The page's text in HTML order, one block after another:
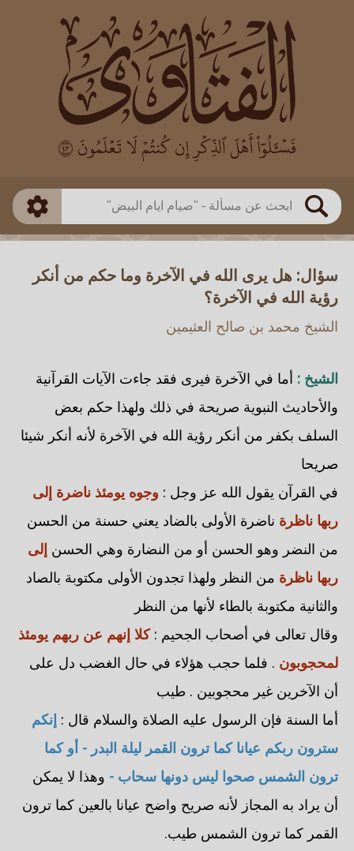
بحث
العالم
بن باز
بن العثيمين
اللجنة الدائمة
طريقة البحث
ذكي
سؤال: هل يرى الله في الآخرة وما حكم من أنكر
رؤية الله في الآخرة؟
الشيخ محمد بن صالح العثيمين
الشيخ : أما في الآخرة فيرى فقد جاءت الآيات القرآنية
والأحاديث النبوية صريحة في ذلك ولهذا حكم بعض
السلف بكفر من أنكر رؤية الله في الآخرة لأنه أنكر شيئا
صريحا
في القرآن يقول الله عز وجل : وجوه يومئذ ناضرة إلى
ربها ناظرة ناضرة الأولى بالضاد يعني حسنة من الحسن
من النضر وهو الحسن أو من النضارة وهي الحسن إلى
ربها ناظرة من النظر ولهذا تجدون الأولى مكتوبة بالصاد
والثانية مكتوبة بالطاء لأنها من النظر
وقال تعالى في أصحاب الجحيم :كلا إنهم عن ربهم يومئذ
لمحجوبون . فلما حجب هؤلاء في حال الغضب دل على
أن الآخرين غير محجوبين . طيب
أما السنة فإن الرسول عليه الصلاة والسلام قال : إنكم
سترون ربكم عيانا كما ترون القمر ليلة البدر - أو كما
ترون الشمس صحوا ليس دونها سحاب - وهذا لا يمكن
أن يراد به المجاز لأنه صريح واضح عيانا بالعين كما ترون
القمر كما ترون الشمس طيب.